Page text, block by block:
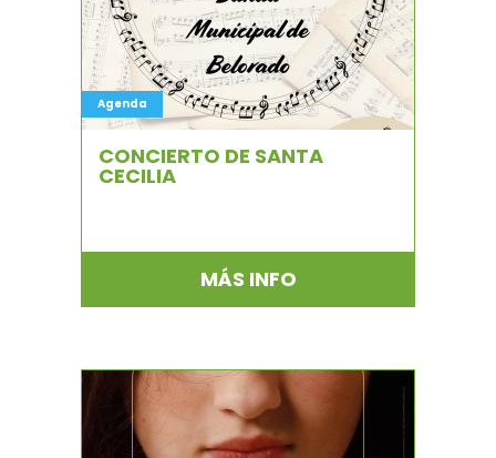
Agenda
CONCIERTO DE SANTA
CECILIA
MÁS INFO